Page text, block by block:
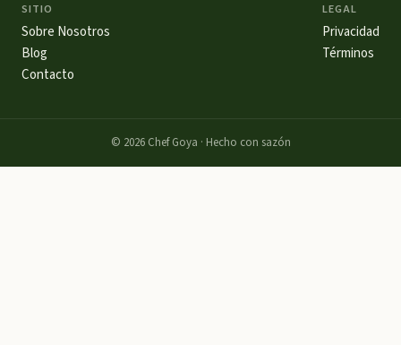
SITIO
Sobre Nosotros
Blog
Contacto
LEGAL
Privacidad
Términos
© 2026Chef Goya · Hecho con sazón